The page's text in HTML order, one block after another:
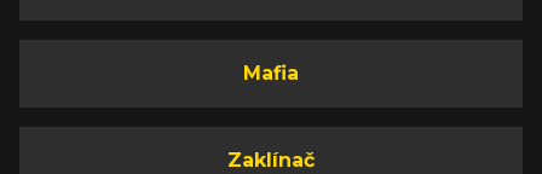
Mafia
Zaklínač